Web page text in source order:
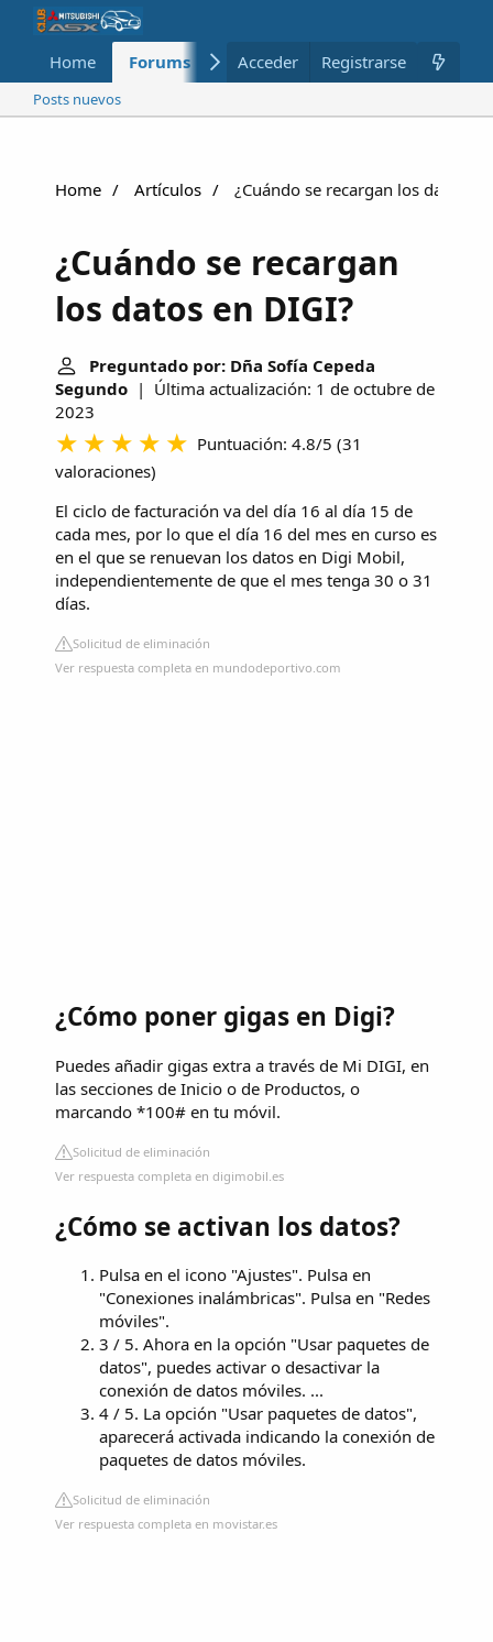
Home Forums Nuevo Miembros
Acceder Registrarse
Posts nuevos
Home Artículos ¿Cuándo se recargan los datos en
¿Cuándo se recargan
los datos en DIGI?
Preguntado por: Dña Sofía Cepeda
Segundo | Última actualización: 1 de octubre de
2023
Puntuación: 4.8/5 (31
valoraciones)
El ciclo de facturación va del día 16 al día 15 de
cada mes, por lo que el día 16 del mes en curso es
en el que se renuevan los datos en Digi Mobil,
independientemente de que el mes tenga 30 o 31
días.
Solicitud de eliminación
Ver respuesta completa en mundodeportivo.com
¿Cómo poner gigas en Digi?
Puedes añadir gigas extra a través de Mi DIGI, en
las secciones de Inicio o de Productos, o
marcando *100# en tu móvil.
Solicitud de eliminación
Ver respuesta completa en digimobil.es
¿Cómo se activan los datos?
Pulsa en el icono "Ajustes". Pulsa en
"Conexiones inalámbricas". Pulsa en "Redes
móviles".
3 / 5. Ahora en la opción "Usar paquetes de
datos", puedes activar o desactivar la
conexión de datos móviles. ...
4 / 5. La opción "Usar paquetes de datos",
aparecerá activada indicando la conexión de
paquetes de datos móviles.
Solicitud de eliminación
Ver respuesta completa en movistar.es